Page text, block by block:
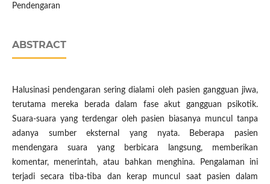
Pendengaran
ABSTRACT
Halusinasi pendengaran sering dialami oleh pasien gangguan jiwa,
terutama mereka berada dalam fase akut gangguan psikotik.
Suara-suara yang terdengar oleh pasien biasanya muncul tanpa
adanya sumber eksternal yang nyata. Beberapa pasien
mendengara suara yang berbicara langsung, memberikan
komentar, menerintah, atau bahkan menghina. Pengalaman ini
terjadi secara tiba-tiba dan kerap muncul saat pasien dalam